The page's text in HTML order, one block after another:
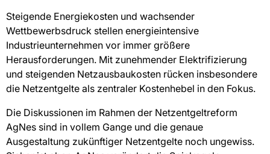
Steigende Energiekosten und wachsender
Wettbewerbsdruck stellen energieintensive
Industrieunternehmen vor immer größere
Herausforderungen. Mit zunehmender Elektrifizierung
und steigenden Netzausbaukosten rücken insbesondere
die Netzentgelte als zentraler Kostenhebel in den Fokus.
Die Diskussionen im Rahmen der Netzentgeltreform
AgNes sind in vollem Gange und die genaue
Ausgestaltung zukünftiger Netzentgelte noch ungewiss.